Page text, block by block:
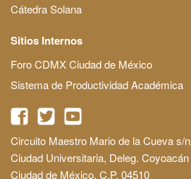
Cátedra Solana
Sitios Internos
Foro CDMX Ciudad de México
Sistema de Productividad Académica
Circuito Maestro Mario de la Cueva s/n
Ciudad Universitaria, Deleg. Coyoacán
Ciudad de México, C.P. 04510